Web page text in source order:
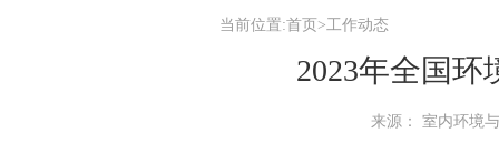
当前位置:首页 >工作动态
2023年全国
来源： 室内环境